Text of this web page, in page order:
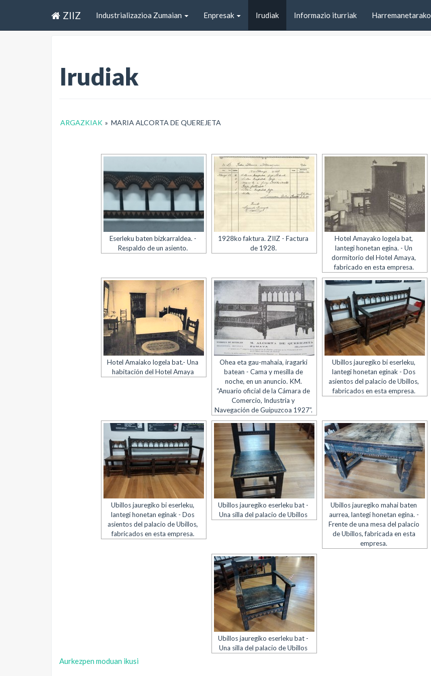
ZIIZ Industrializazioa Zumaian Enpresak Irudiak Informazio iturriak Harremanetarako
Irudiak
ARGAZKIAK » MARIA ALCORTA DE QUEREJETA
Eserleku baten bizkarraldea. -
Respaldo de un asiento.
1928ko faktura. ZIIZ - Factura
de 1928.
Hotel Amayako logela bat,
lantegi honetan egina. - Un
dormitorio del Hotel Amaya,
fabricado en esta empresa.
Hotel Amaiako logela bat.- Una
habitación del Hotel Amaya
Ohea eta gau-mahaia, iragarki
batean - Cama y mesilla de
noche, en un anuncio. KM.
“Anuario oficial de la Cámara de
Comercio, Industria y
Navegación de Guipuzcoa 1927”.
Ubillos jauregiko bi eserleku,
lantegi honetan eginak - Dos
asientos del palacio de Ubillos,
fabricados en esta empresa.
Ubillos jauregiko bi eserleku,
lantegi honetan eginak - Dos
asientos del palacio de Ubillos,
fabricados en esta empresa.
Ubillos jauregiko eserleku bat -
Una silla del palacio de Ubillos
Ubillos jauregiko mahai baten
aurrea, lantegi honetan egina. -
Frente de una mesa del palacio
de Ubillos, fabricada en esta
empresa.
Ubillos jauregiko eserleku bat -
Una silla del palacio de Ubillos
Aurkezpen moduan ikusi